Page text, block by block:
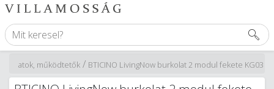
BTICINO LivingNow burkolat 2 modul fekete KG03
/
működtetők